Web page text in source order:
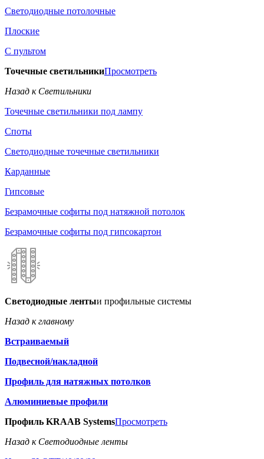
Светодиодные потолочные
Плоские
С пультом
Точечные светильникиПросмотреть
Назад к Светильники
Точечные светильники под лампу
Споты
Светодиодные точечные светильники
Карданные
Гипсовые
Безрамочные софиты под натяжной потолок
Безрамочные софиты под гипсокартон
Светодиодные лентыи профильные системы
Назад к главному
Встраиваемый
Подвесной/накладной
Профиль для натяжных потолков
Алюминиевые профили
Профиль KRAAB SystemsПросмотреть
Назад к Светодиодные ленты